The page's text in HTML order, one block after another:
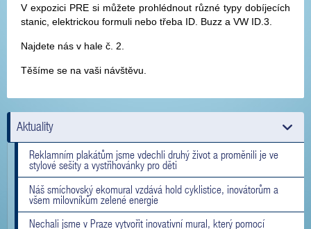
V expozici PRE si můžete prohlédnout různé typy dobíjecích
stanic, elektrickou formuli nebo třeba ID. Buzz a VW ID.3.
Najdete nás v hale č. 2.
Těšíme se na vaši návštěvu.
Aktuality
Reklamním plakátům jsme vdechli druhý život a proměnili je ve
stylové sešity a vystřihovánky pro děti
Náš smíchovský ekomural vzdává hold cyklistice, inovátorům a
všem milovníkům zelené energie
Nechali jsme v Praze vytvořit inovativní mural, který pomocí